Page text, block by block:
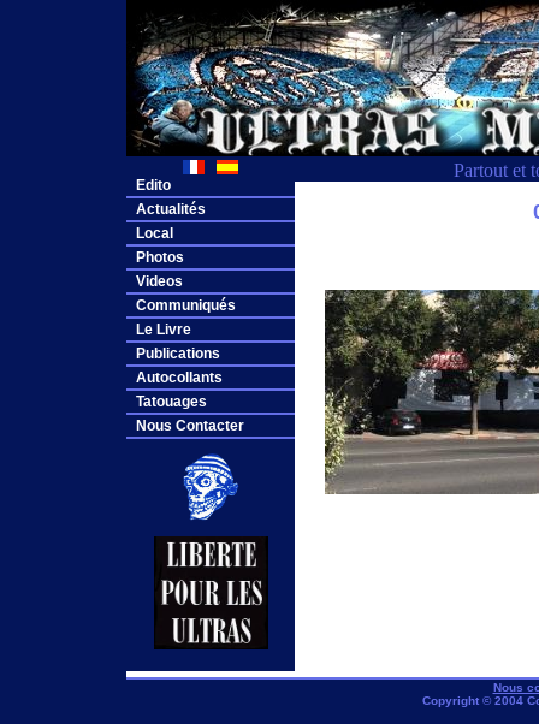
Partout et
Edito
Actualités
Local
Photos
Videos
Communiqués
Le Livre
Publications
Autocollants
Tatouages
Nous Contacter
Nous
Copyright © 2004